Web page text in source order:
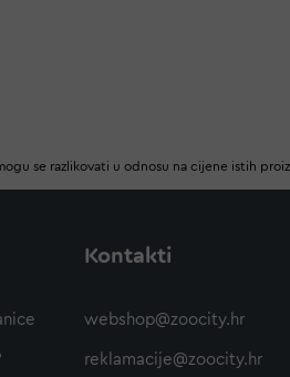
se razlikovati u odnosu na cijene istih
Kontakti
webshop@zoocity.hr
reklamacije@zoocity.hr